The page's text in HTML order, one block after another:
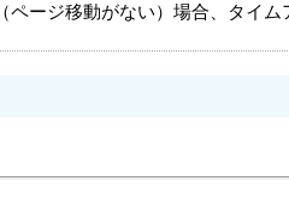
ページ移動がない）場合、タイ